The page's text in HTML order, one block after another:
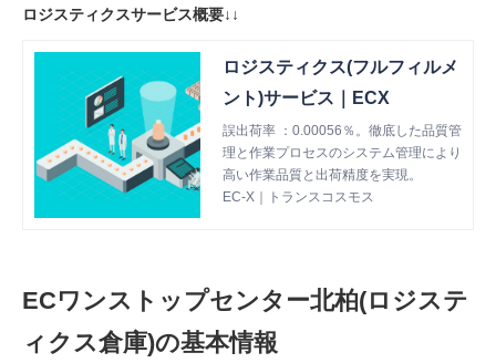
ロジスティクスサービス概要↓↓
ロジスティクス(フルフィルメ
ント)サービス｜ECX
誤出荷率 ：0.00056％。徹底した品質管
理と作業プロセスのシステム管理により
高い作業品質と出荷精度を実現。
EC-X｜トランスコスモス
ECワンストップセンター北柏(ロジステ
ィクス倉庫)の基本情報